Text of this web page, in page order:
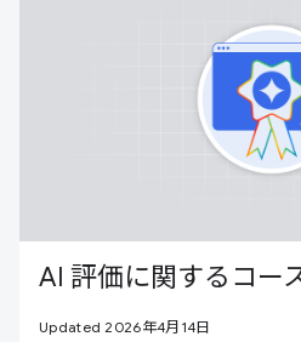
AI 評価に関するコー
Updated 2026年4月14日